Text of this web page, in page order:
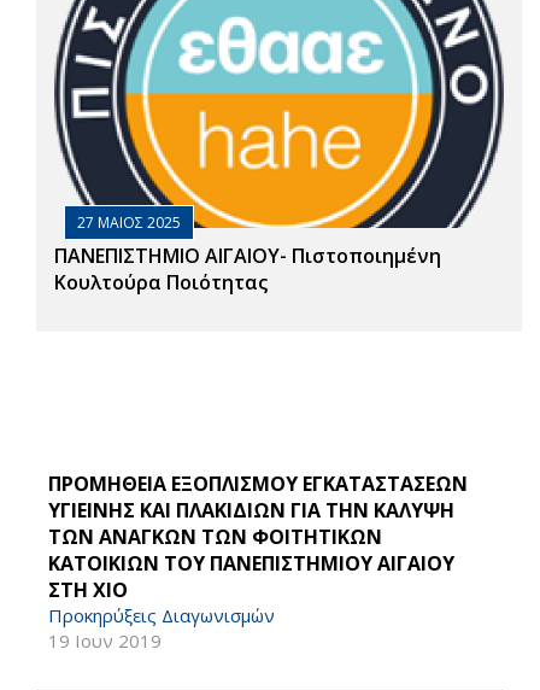
27 ΜΑΙΟΣ 2025
ΠΑΝΕΠΙΣΤΗΜΙΟ ΑΙΓΑΙΟΥ- Πιστοποιημένη
Κουλτούρα Ποιότητας
ΠΡΟΜΗΘΕΙΑ ΕΞΟΠΛΙΣΜΟΥ ΕΓΚΑΤΑΣΤΑΣΕΩΝ
ΥΓΙΕΙΝΗΣ ΚΑΙ ΠΛΑΚΙΔΙΩΝ ΓΙΑ ΤΗΝ ΚΑΛΥΨΗ
ΤΩΝ ΑΝΑΓΚΩΝ ΤΩΝ ΦΟΙΤΗΤΙΚΩΝ
ΚΑΤΟΙΚΙΩΝ ΤΟΥ ΠΑΝΕΠΙΣΤΗΜΙΟΥ ΑΙΓΑΙΟΥ
ΣΤΗ ΧΙΟ
Προκηρύξεις Διαγωνισμών
19 Ιουν 2019